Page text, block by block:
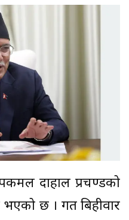
दाहाल प्रचण्डको
भएको छ । गत बिहीवार